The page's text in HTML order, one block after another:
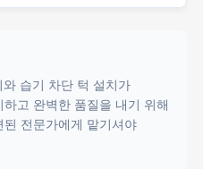
습기 차단 턱 설치가
고 완벽한 품질을 내기 위해
전문가에게 맡기셔야